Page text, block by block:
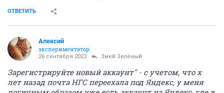
ОТВЕТИТЬ
Алексий
экспериментатор
26 сентября 2023 Змей Зелёный
Зарегистрируйте новый аккаунт" - с учетом, что х
лет назад почта НГС переехала под Яндекс, у меня